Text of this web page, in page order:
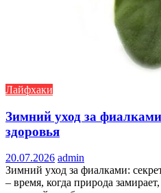
Лайфхаки
Зимний уход за
здоровья
20.07.2026 admin
Зимний уход за фиалками:
– время, когда природа